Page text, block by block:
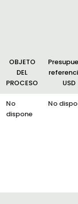
OBJETO
DEL
PROCESO
USD
No
dispone
No